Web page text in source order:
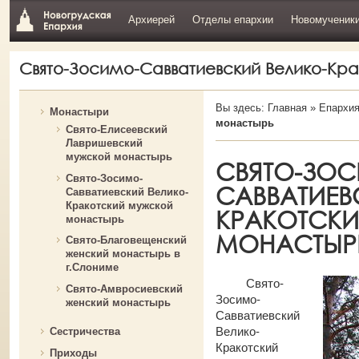
Архиерей Отделы епархии
Свято-Зосимо-Савватиевский Велико-
Монастыри
Свято-Елисеевский
Лавришевский
мужской монастырь
Свято-Зосимо-
Савватиевский Велико-
Кракотский мужской
монастырь
Свято-Благовещенский
женский монастырь в
г.Слониме
Свято-Амвросиевский
женский монастырь
Сестричества
Приходы
Вы здесь: Главная» Епархия
монастырь
СВЯТО-
Свято-
Зосимо-
Савватиевский
Велико-
Кракотский